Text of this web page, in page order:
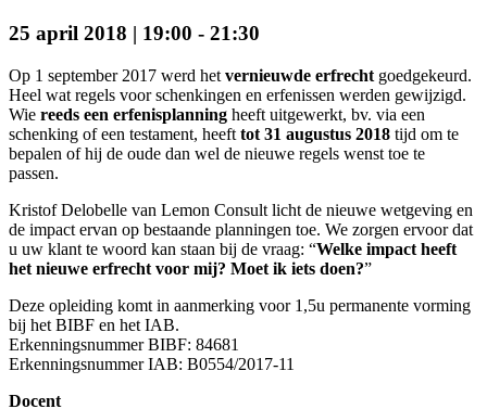
25 april 2018 | 19:00 - 21:30
Op 1 september 2017 werd het vernieuwde erfrecht goedgekeurd.
Heel wat regels voor schenkingen en erfenissen werden gewijzigd.
Wie reeds een erfenisplanning heeft uitgewerkt, bv. via een
schenking of een testament, heeft tot 31 augustus 2018 tijd om te
bepalen of hij de oude dan wel de nieuwe regels wenst toe te
passen.
Kristof Delobelle van Lemon Consult licht de nieuwe wetgeving en
de impact ervan op bestaande planningen toe. We zorgen ervoor dat
u uw klant te woord kan staan bij de vraag: “Welke impact heeft
het nieuwe erfrecht voor mij? Moet ik iets doen?”
Deze opleiding komt in aanmerking voor 1,5u permanente vorming
bij het BIBF en het IAB.
Erkenningsnummer BIBF: 84681
Erkenningsnummer IAB: B0554/2017-11
Docent